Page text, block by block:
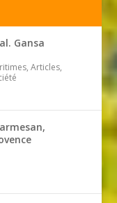
Gansa
Articles,